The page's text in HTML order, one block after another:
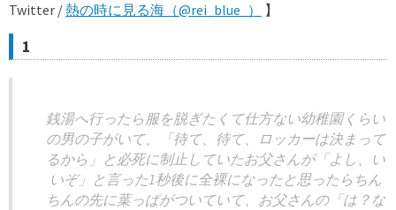
Twitter /熱の時に見る海（@rei_blue_） 】
1
銭湯へ行ったら服を脱ぎたくて仕方ない幼稚園くらい
の男の子がいて、「待て、待て、ロッカーは決まって
るから」と必死に制止していたお父さんが「よし、い
いぞ」と言った1秒後に全裸になったと思ったらちん
ちんの先に葉っぱがついていて、お父さんの「は？な